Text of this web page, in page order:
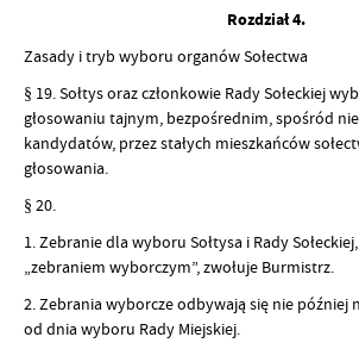
Rozdział 4.
Zasady i tryb wyboru organów Sołectwa
§ 19. Sołtys oraz członkowie Rady Sołeckiej
głosowaniu tajnym, bezpośrednim, spośród
kandydatów, przez stałych mieszkańców
głosowania.
§ 20.
1. Zebranie dla wyboru Sołtysa i Rady
„zebraniem wyborczym”, zwołuje Burmistrz.
2. Zebrania wyborcze odbywają się nie później
od dnia wyboru Rady Miejskiej.